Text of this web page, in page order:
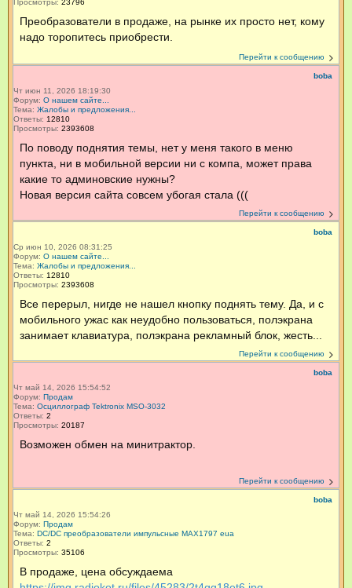
Просмотры: 23796
Преобразователи в продаже, на рынке их просто нет, кому
надо торопитесь приобрести.
Перейти к сообщению
boba
Чт июн 11, 2026 18:19:30
Форум: О нашем сайте...
Тема: Жалобы и предложения...
Ответы: 12810
Просмотры: 2393608
По поводу поднятия темы, нет у меня такого в меню
пункта, ни в мобильной версии ни с компа, может права
какие то админовские нужны?
Новая версия сайта совсем убогая стала (((
Перейти к сообщению
boba
Ср июн 10, 2026 08:31:25
Форум: О нашем сайте...
Тема: Жалобы и предложения...
Ответы: 12810
Просмотры: 2393608
Все перерыл, нигде не нашел кнопку поднять тему. Да, и с
мобильного ужас как неудобно пользоваться, полэкрана
занимает клавиатура, полэкрана рекламный блок, жесть...
Перейти к сообщению
boba
Чт май 14, 2026 15:54:52
Форум: Продам
Тема: Осциллограф Tektronix MSO-3032
Ответы: 2
Просмотры: 20187
Возможен обмен на минитрактор.
Перейти к сообщению
boba
Чт май 14, 2026 15:54:26
Форум: Продам
Тема: DC/DC преобразователи импульсные MAX1797 eua
Ответы: 2
Просмотры: 35106
В продаже, цена обсуждаема